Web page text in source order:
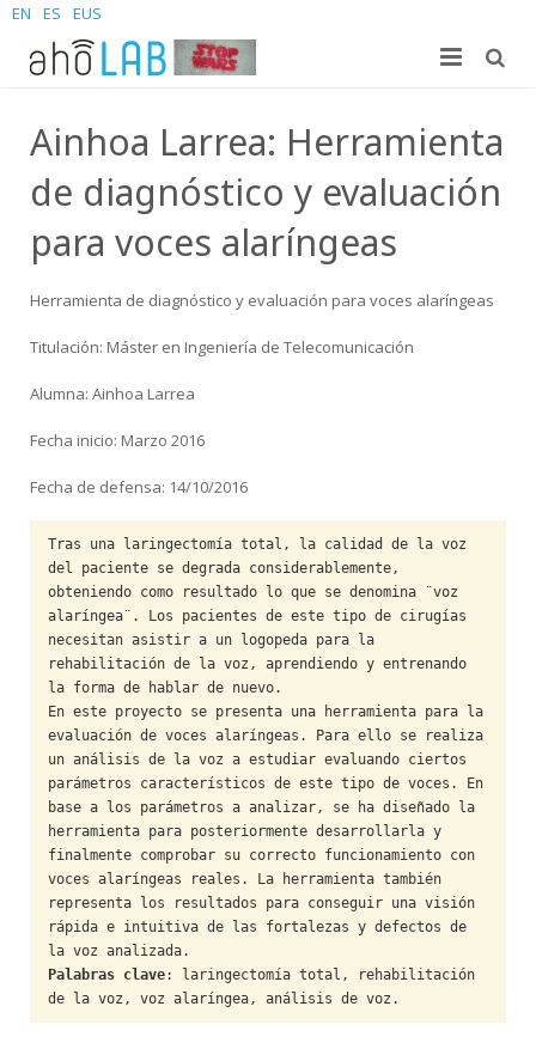
EN ES EUS
AhoMyTTS
Aholab-GTTS
Deep Restore Project
BrAIn2lang project
HiTZ zentroa
Projects
Products
For end-users
For researchers & developers
Aholab Resources Compilation
Demos
Master Students
PhD
Join us – Vacancies
News
Upcoming Events
Contact us
Contact info
How to reach us
Join us
Ainhoa Larrea: Herramienta
de diagnóstico y evaluación
para voces alaríngeas
Herramienta de diagnóstico y evaluación para voces alaríngeas
Titulación: Máster en Ingeniería de Telecomunicación
Alumna: Ainhoa Larrea
Fecha inicio: Marzo 2016
Fecha de defensa: 14/10/2016
Tras una laringectomía total, la calidad de la voz
del paciente se degrada considerablemente,
obteniendo como resultado lo que se denomina ¨voz
alaríngea¨. Los pacientes de este tipo de cirugías
necesitan asistir a un logopeda para la
rehabilitación de la voz, aprendiendo y entrenando
la forma de hablar de nuevo.
En este proyecto se presenta una herramienta para la
evaluación de voces alaríngeas. Para ello se realiza
un análisis de la voz a estudiar evaluando ciertos
parámetros característicos de este tipo de voces. En
base a los parámetros a analizar, se ha diseñado la
herramienta para posteriormente desarrollarla y
finalmente comprobar su correcto funcionamiento con
voces alaríngeas reales. La herramienta también
representa los resultados para conseguir una visión
rápida e intuitiva de las fortalezas y defectos de
Palabras clave: laringectomía total, rehabilitación
de la voz, voz alaríngea, análisis de voz.